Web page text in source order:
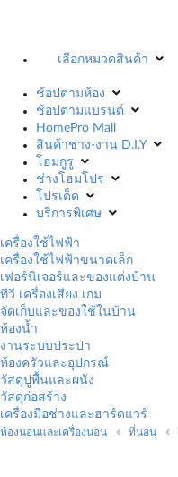
เลือกหมวดสินค้า
ช้อปตามห้อง
ช้อปตามแบรนด์
HomePro Mall
สินค้าช่าง-งาน D.I.Y
โฮมกูรู
ช่างโฮมโปร
โปรเด็ด
บริการพิเศษ
เครื่องใช้ไฟฟ้า
เครื่องใช้ไฟฟ้าขนาดเล็ก
เฟอร์นิเจอร์และของแต่งบ้าน
ทีวี เครื่องเสียง เกม
จัดเก็บและของใช้ในบ้าน
ห้องน้ำ
งานระบบประปา
ห้องครัวและอุปกรณ์
วัสดุปูพื้นและผนัง
วัสดุก่อสร้าง
เครื่องมือช่างและฮาร์ดแวร์
ห้องนอนและเครื่องนอน ที่นอน